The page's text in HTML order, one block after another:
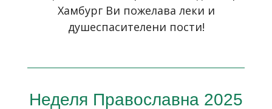
Хамбург Ви пожелава леки и
душеспасителени пости!
Неделя Православна 2025